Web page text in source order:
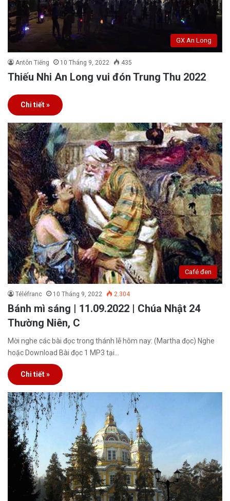
GX An Long
Antôn Tiếng 10 Tháng 9, 2022 435
Thiếu Nhi An Long vui đón Trung Thu 2022
Chi tiết »
Café đen
Téléfranc 10 Tháng 9, 2022 2.304
Bánh mì sáng | 11.09.2022 | Chúa Nhật 24
Thường Niên, C
Mời nghe các bài đọc trong thánh lễ hôm nay: (Martha đọc) Nghe
hoặc Download Bài đọc 1 MP3 tại…
Chi tiết »